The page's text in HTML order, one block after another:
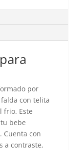
por
con telita
frio. Este
bebe
Cuenta con
a contraste,